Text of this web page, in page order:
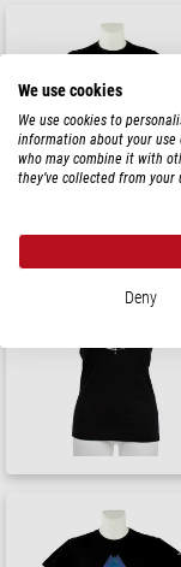
We use cookies
We use cookies to
information about your
who may combine it with
they’ve collected from
Deny